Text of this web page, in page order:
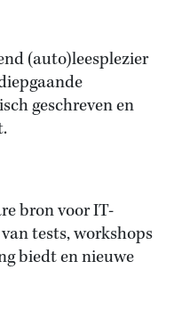
(auto)leesplezier
geschreven en
bron voor IT-
tests, workshops
biedt en nieuwe